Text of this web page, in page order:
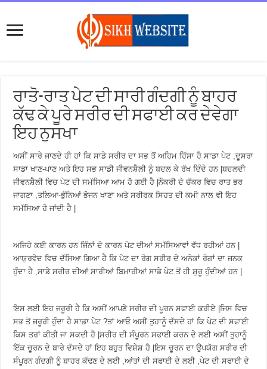
ਰਾਤੋ-ਰਾਤ ਪੇਟ ਦੀ ਸਾਰੀ ਗੰਦਗੀ ਨੂੰ ਬਾਹਰ
ਕੱਢ ਕੇ ਪੂਰੇ ਸਰੀਰ ਦੀ ਸਫਾਈ ਕਰ ਦੇਵੇਗਾ
ਇਹ ਨੁਸਖਾ
ਅਸੀਂ ਸਾਰੇ ਜਾਣਦੇ ਹੀ ਹਾਂ ਕਿ ਸਾਡੇ ਸਰੀਰ ਦਾ ਸਭ ਤੋਂ ਅਹਿਮ ਹਿੱਸਾ ਹੈ ਸਾਡਾ ਪੇਟ ,ਦੂਸਰਾ
ਸਾਡਾ ਖਾਣ-ਪਾਣ ਅਤੇ ਇਹ ਸਭ ਸਾਡੀ ਜੀਵਨਸ਼ੈਲੀ ਨੂੰ ਬਦਲ ਕੇ ਰੱਖ ਦਿੰਦੇ ਹਨ |ਬਦਲਦੀ
ਜੀਵਨਸ਼ੈਲੀ ਵਿਚ ਪੇਟ ਦੀ ਸਮੱਸਿਆ ਆਮ ਹੋ ਗਈ ਹੈ |ਨੌਕਰੀ ਦੇ ਚੱਕਰ ਵਿਚ ਰਾਤ ਭਰ
ਜਾਗਣਾ ,ਤਲਿਆ-ਭੁੰਨਿਆਂ ਭੋਜਨ ਖਾਣਾ ਅਤੇ ਸਰੀਰਕ ਸਿਹਤ ਦੀ ਕਮੀ ਨਾਲ ਵੀ ਇਹ
ਸਮੱਸਿਆ ਹੋ ਜਾਂਦੀ ਹੈ |
ਅਜਿਹੇ ਕਈ ਕਾਰਨ ਹਨ ਜਿੰਨਾਂ ਦੇ ਕਾਰਨ ਪੇਟ ਦੀਆਂ ਸਮੱਸਿਆਵਾਂ ਵੱਧ ਰਹੀਆਂ ਹਨ |
ਆਯੁਰਵੇਦ ਵਿਚ ਦੱਸਿਆ ਗਿਆ ਹੈ ਕਿ ਪੇਟ ਦਾ ਰੋਗ ਸਰੀਰ ਦੇ ਅਨੇਕਾਂ ਰੋਗਾਂ ਦਾ ਜਨਕ
ਹੁੰਦਾ ਹੈ ,ਸਾਡੇ ਸਰੀਰ ਦੀਆਂ ਸਾਰੀਆਂ ਬਿਮਾਰੀਆਂ ਸਾਡੇ ਪੇਟ ਤੋਂ ਹੀ ਸ਼ੁਰੂ ਹੁੰਦੀਆਂ ਹਨ |
ਇਸ ਲਈ ਇਹ ਜਰੂਰੀ ਹੈ ਕਿ ਅਸੀਂ ਆਪਣੇ ਸਰੀਰ ਦੀ ਪੂਰਨ ਸਫਾਈ ਕਰੀਏ |ਜਿਸ ਵਿਚ
ਸਭ ਤੋਂ ਜਰੂਰੀ ਹੁੰਦਾ ਹੈ ਸਾਡਾ ਪੇਟ ?ਤਾਂ ਆਓ ਅਸੀਂ ਤੁਹਾਨੂੰ ਦੱਸਦੇ ਹਾਂ ਕਿ ਪੇਟ ਦੀ ਸਫਾਈ
ਕਿਸ ਤਰਾਂ ਕੀਤੀ ਜਾ ਸਕਦੀ ਹੈ |ਸਰੀਰ ਦੀ ਸੰਪੂਰਨ ਸਫਾਈ ਕਰਨ ਦੇ ਲਈ ਅਸੀਂ ਤੁਹਾਨੂੰ
ਇੱਕ ਚੂਰਨ ਦੇ ਬਾਰੇ ਦੱਸਦੇ ਹਾਂ ਇਹ ਬਹੁਤ ਵਿਸ਼ੇਸ਼ ਹੈ |ਇਸ ਚੂਰਨ ਦਾ ਉਪਯੋਗ ਸਰੀਰ ਦੀ
ਸੰਪੂਰਨ ਗੰਦਗੀ ਨੂੰ ਬਾਹਰ ਕੱਢਣ ਦੇ ਲਈ ,ਆਂਤਾਂ ਦੀ ਸਫਾਈ ਦੇ ਲਈ ,ਪੇਟ ਦੀ ਸਫਾਈ ਦੇ